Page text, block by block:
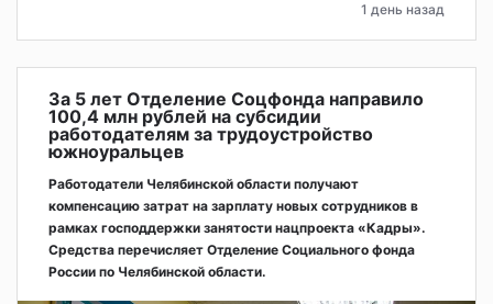
1 день назад
За 5 лет Отделение Соцфонда направило
100,4 млн рублей на субсидии
работодателям за трудоустройство
южноуральцев
Работодатели Челябинской области получают
компенсацию затрат на зарплату новых сотрудников в
рамках господдержки занятости нацпроекта «Кадры».
Средства перечисляет Отделение Социального фонда
России по Челябинской области.